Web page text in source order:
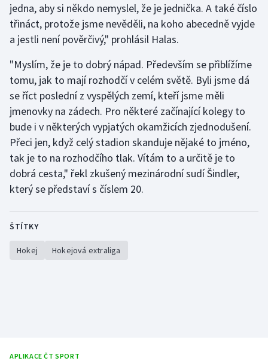
jedna, aby si někdo nemyslel, že je jednička. A také číslo
třináct, protože jsme nevěděli, na koho abecedně vyjde
a jestli není pověrčivý," prohlásil Halas.
"Myslím, že je to dobrý nápad. Především se přiblížíme
tomu, jak to mají rozhodčí v celém světě. Byli jsme dá
se říct poslední z vyspělých zemí, kteří jsme měli
jmenovky na zádech. Pro některé začínající kolegy to
bude i v některých vypjatých okamžicích zjednodušení.
Přeci jen, když celý stadion skanduje nějaké to jméno,
tak je to na rozhodčího tlak. Vítám to a určitě je to
dobrá cesta," řekl zkušený mezinárodní sudí Šindler,
který se představí s číslem 20.
ŠTÍTKY
Hokej Hokejová extraliga
APLIKACE ČT SPORT